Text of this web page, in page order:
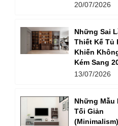
20/07/2026
Những Sai
Thiết Kế Tủ
Khiến
Kém Sang
13/07/2026
Những Mẫu
Tối Giản